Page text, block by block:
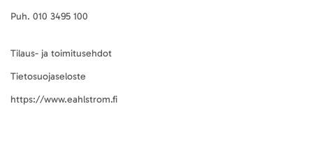
Puh. 010 3495 100
Tilaus- ja toimitusehdot
Tietosuojaseloste
https://www.eahlstrom.fi